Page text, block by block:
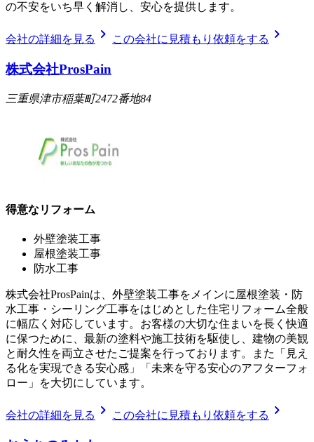
の不安をいち早く解消し、安心を提供します。
会社の詳細を見る chevron_right この会社に見積もり依頼をする chevron_right
株式会社ProsPain
三重県津市稲葉町2472番地84
得意なリフォーム
外壁塗装工事
屋根塗装工事
防水工事
株式会社ProsPainは、外壁塗装工事をメインに屋根塗装・防
水工事・シーリング工事をはじめとした住宅リフォーム全般
に幅広く対応しています。お客様の大切な住まいを長く快適
に保つために、最新の塗料や施工技術を駆使し、建物の美観
と耐久性を両立させたご提案を行っております。また「見え
る化を実現できる安心感」「未来を守る安心のアフターフォ
ロー」を大切にしています。
会社の詳細を見る chevron_right この会社に見積もり依頼をする chevron_right